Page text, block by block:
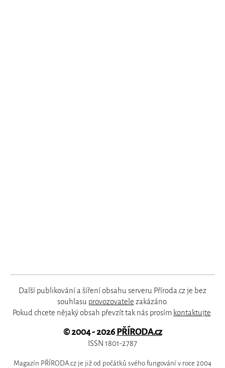
Další publikování a šíření obsahu serveru Příroda.cz je bez
souhlasu provozovatele zakázáno.
Pokud chcete nějaký obsah převzít tak nás prosím kontaktujte.
© 2004 - 2026PŘÍRODA.cz
ISSN 1801-2787
Magazín PŘÍRODA.cz je již od počátků svého fungování v roce 2004